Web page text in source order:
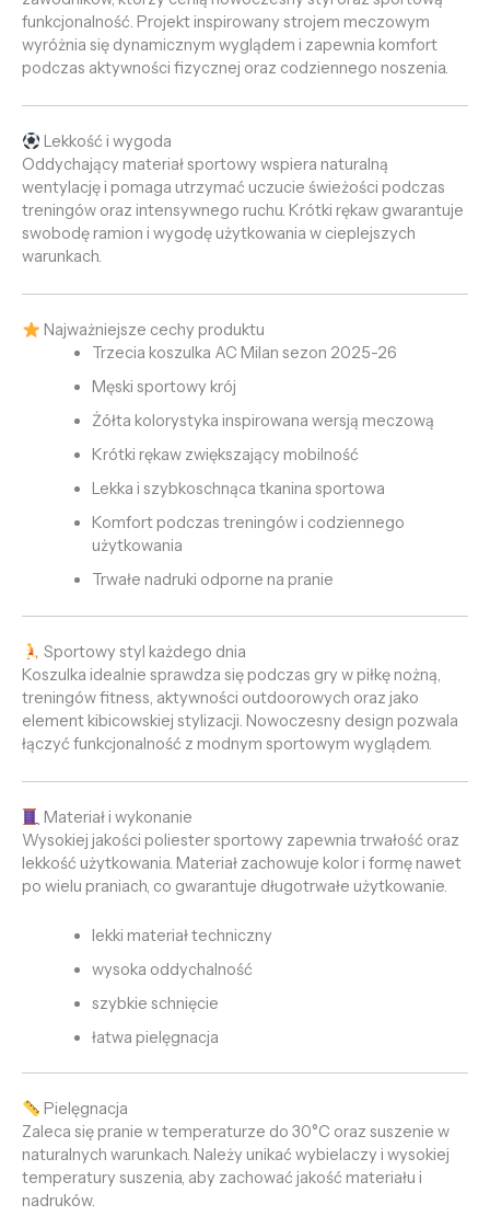
funkcjonalność. Projekt inspirowany strojem meczowym
wyróżnia się dynamicznym wyglądem i zapewnia komfort
podczas aktywności fizycznej oraz codziennego noszenia.
Lekkość i wygoda
Oddychający materiał sportowy wspiera naturalną
wentylację i pomaga utrzymać uczucie świeżości podczas
treningów oraz intensywnego ruchu. Krótki rękaw gwarantuje
swobodę ramion i wygodę użytkowania w cieplejszych
warunkach.
Najważniejsze cechy produktu
Trzecia koszulka AC Milan sezon 2025-26
Męski sportowy krój
Żółta kolorystyka inspirowana wersją meczową
Krótki rękaw zwiększający mobilność
Lekka i szybkoschnąca tkanina sportowa
Komfort podczas treningów i codziennego
użytkowania
Trwałe nadruki odporne na pranie
Sportowy styl każdego dnia
Koszulka idealnie sprawdza się podczas gry w piłkę nożną,
treningów fitness, aktywności outdoorowych oraz jako
element kibicowskiej stylizacji. Nowoczesny design pozwala
łączyć funkcjonalność z modnym sportowym wyglądem.
Materiał i wykonanie
Wysokiej jakości poliester sportowy zapewnia trwałość oraz
lekkość użytkowania. Materiał zachowuje kolor i formę nawet
po wielu praniach, co gwarantuje długotrwałe użytkowanie.
lekki materiał techniczny
wysoka oddychalność
szybkie schnięcie
łatwa pielęgnacja
Pielęgnacja
Zaleca się pranie w temperaturze do 30°C oraz suszenie w
naturalnych warunkach. Należy unikać wybielaczy i wysokiej
temperatury suszenia, aby zachować jakość materiału i
nadruków.